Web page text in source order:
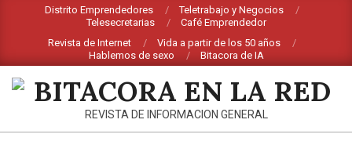
contenido
Distrito Emprendedores
Teletrabajo y Negocios
Telesecretarias
Café Emprendedor
Revista de Internet
Vida a partir de los 50 años
Hablemos de sexo
Bitacora de IA
BITACORA
REVISTA DE INFORMACION GENERAL